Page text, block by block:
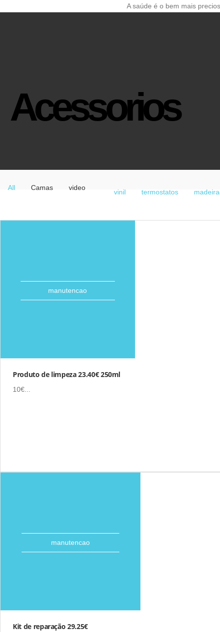
A saúde é o bem mais
Acessorios
All Camas video
vinil termostatos
manutencao
Produto de limpeza 23.40€ 250ml
10€...
manutencao
Kit de reparação 29.25€